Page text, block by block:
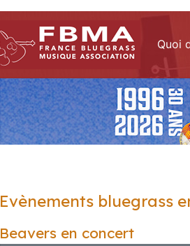
Quoi
Evènements bluegrass
Beavers en concert